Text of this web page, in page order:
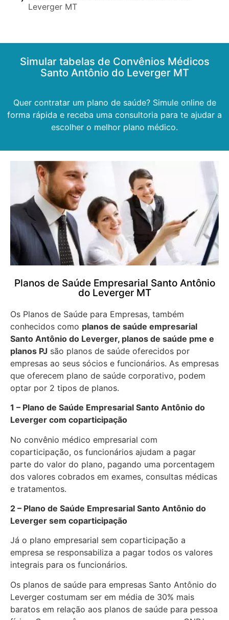
Leverger MT
Simular tabelas de Convênios Médicos
Santo Antônio do Leverger MT
Quer contratar um plano de saúde? Simule online de
forma rápida e receba uma consultoria para te ajudar a
escolher o melhor plano médico.
Planos de Saúde Empresarial Santo Antônio
do Leverger MT
Os Planos de Saúde para Empresas, também
conhecidos como planos de saúde empresarial
Santo Antônio do Leverger, planos de saúde pme e
planos PJ são planos de saúde oferecidos por
empresas ao seus sócios e funcionários. As empresas
que oferecem plano de saúde corporativo, podem
optar por 2 tipos de planos.
1 – Plano de Saúde Empresarial Santo Antônio do
Leverger com coparticipação
No convênio médico empresarial com
coparticipação, os funcionários ajudam a pagar
parte do valor do plano, pagando uma porcentagem
dos valores cobrados em exames, consultas médicas
e tratamentos.
2 – Plano de Saúde Empresarial Santo Antônio do
Leverger sem coparticipação
Já o plano empresarial sem coparticipação a
empresa se responsabiliza a pagar todos os valores
integrais para os funcionários.
Os planos de saúde para empresas Santo Antônio do
Leverger costumam ser em média de 30% mais
baratos em relação aos planos de saúde para pessoa